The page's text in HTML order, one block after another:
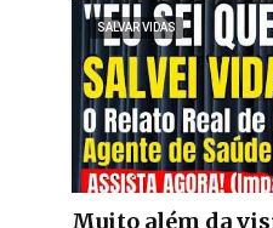
SALVAR VIDAS
Muito além da